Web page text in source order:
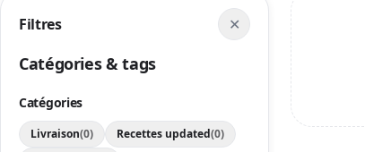
Filtres ✕
Catégories & tags
Catégories
Livraison(0) Recettes updated(0)